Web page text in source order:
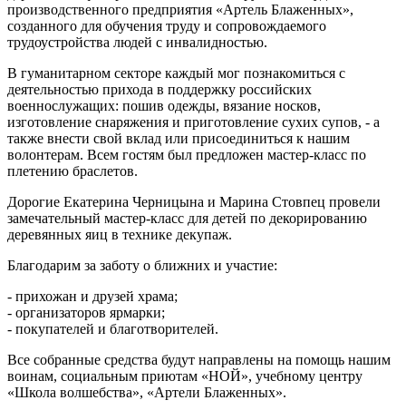
производственного предприятия «Артель Блаженных»,
созданного для обучения труду и сопровождаемого
трудоустройства людей с инвалидностью.
В гуманитарном секторе каждый мог познакомиться с
деятельностью прихода в поддержку российских
военнослужащих: пошив одежды, вязание носков,
изготовление снаряжения и приготовление сухих супов, - а
также внести свой вклад или присоединиться к нашим
волонтерам. Всем гостям был предложен мастер-класс по
плетению браслетов.
Дорогие Екатерина Черницына и Марина Стовпец провели
замечательный мастер-класс для детей по декорированию
деревянных яиц в технике декупаж.
Благодарим за заботу о ближних и участие:
- прихожан и друзей храма;
- организаторов ярмарки;
- покупателей и благотворителей.
Все собранные средства будут направлены на помощь нашим
воинам, социальным приютам «НОЙ», учебному центру
«Школа волшебства», «Артели Блаженных».